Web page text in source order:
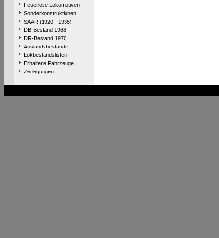
Feuerlose Lokomotiven
Sonderkonstruktionen
SAAR (1920 - 1935)
DB-Bestand 1968
DR-Bestand 1970
Auslandsbestände
Lokbestandslisten
Erhaltene Fahrzeuge
Zerlegungen